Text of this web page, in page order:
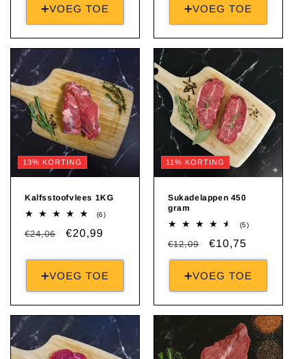
➕VOEG TOE ➕VOEG TOE
13% KORTING
Kalfsstoofvlees 1KG
(6)6
Normale
€24,06 Aanbiedingsprijs
€20,99
➕VOEG TOE
11% KORTING
Sukadelappen 450
gram
(5)5
Normale
prijs
€12,09 Aanbiedingsprijs
€10,75
➕VOEG TOE